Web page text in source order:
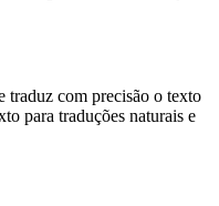
traduz com precisão o texto
para traduções naturais e